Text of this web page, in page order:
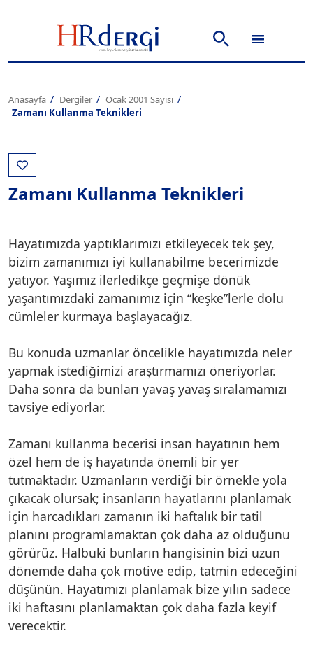
Anasayfa Dergiler
Ocak 2001 Sayısı
Zamanı Kullanma Teknikleri
Zamanı Kullanma Teknikleri
Hayatımızda yaptıklarımızı etkileyecek tek şey,
bizim zamanımızı iyi kullanabilme becerimizde
yatıyor. Yaşımız ilerledikçe geçmişe dönük
yaşantımızdaki zamanımız için “keşke”lerle dolu
cümleler kurmaya başlayacağız.
Bu konuda uzmanlar öncelikle hayatımızda neler
yapmak istediğimizi araştırmamızı öneriyorlar.
Daha sonra da bunları yavaş yavaş sıralamamızı
tavsiye ediyorlar.
Zamanı kullanma becerisi insan hayatının hem
özel hem de iş hayatında önemli bir yer
tutmaktadır. Uzmanların verdiği bir örnekle yola
çıkacak olursak; insanların hayatlarını planlamak
için harcadıkları zamanın iki haftalık bir tatil
planını programlamaktan çok daha az olduğunu
görürüz. Halbuki bunların hangisinin bizi uzun
dönemde daha çok motive edip, tatmin edeceğini
düşünün. Hayatımızı planlamak bize yılın sadece
iki haftasını planlamaktan çok daha fazla keyif
verecektir.